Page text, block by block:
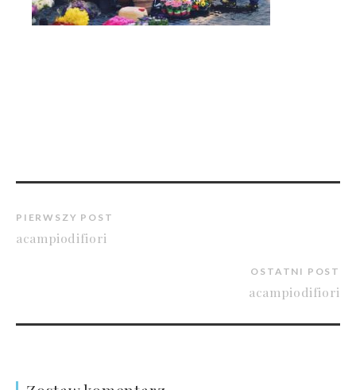
PIERWSZY POST
acampiodifiori
OSTATNI POST
acampiodifiori